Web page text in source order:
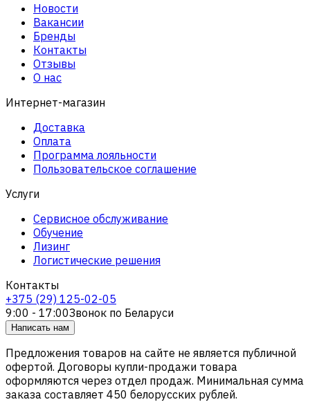
Новости
Вакансии
Бренды
Контакты
Отзывы
О нас
Интернет-магазин
Доставка
Оплата
Программа лояльности
Пользовательское соглашение
Услуги
Сервисное обслуживание
Обучение
Лизинг
Логистические решения
Контакты
+375 (29) 125-02-05
9:00 - 17:00Звонок по Беларуси
Написать нам
Предложения товаров на сайте не является публичной
офертой. Договоры купли-продажи товара
оформляются через отдел продаж. Минимальная сумма
заказа составляет 450 белорусских рублей.